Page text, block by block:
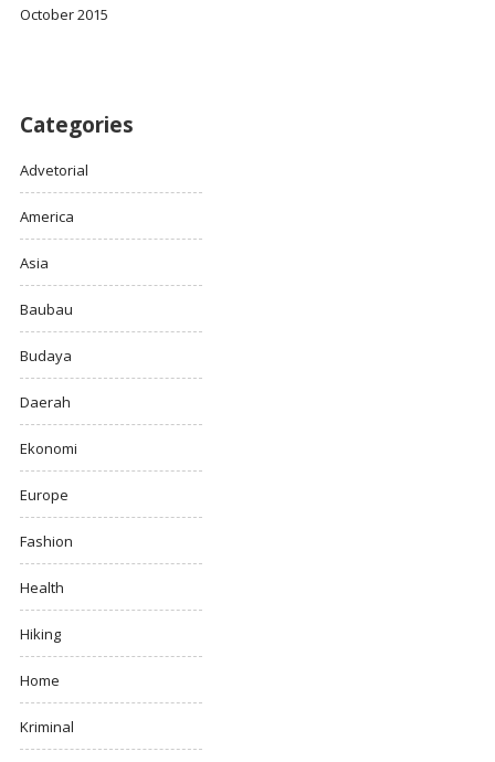
October 2015
Categories
Advetorial
America
Asia
Baubau
Budaya
Daerah
Ekonomi
Europe
Fashion
Health
Hiking
Home
Kriminal